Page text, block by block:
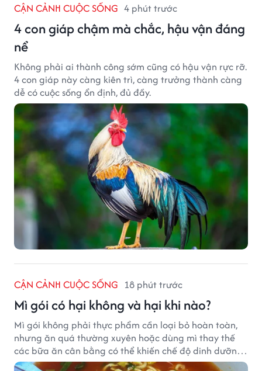
CẬN CẢNH CUỘC SỐNG 4 phút trước
4 con giáp chậm mà chắc, hậu vận đáng
nể
Không phải ai thành công sớm cũng có hậu vận rực rỡ.
4 con giáp này càng kiên trì, càng trưởng thành càng
dễ có cuộc sống ổn định, đủ đầy.
CẬN CẢNH CUỘC SỐNG 18 phút trước
Mì gói có hại không và hại khi nào?
Mì gói không phải thực phẩm cần loại bỏ hoàn toàn,
nhưng ăn quá thường xuyên hoặc dùng mì thay thế
các bữa ăn cân bằng có thể khiến chế độ dinh dưỡng
mất cân đối.